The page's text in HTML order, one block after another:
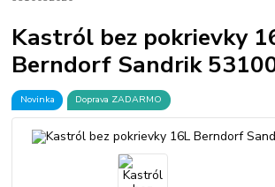
Kastról bez pokrievky
Berndorf Sandrik
Novinka Doprava ZADARMO